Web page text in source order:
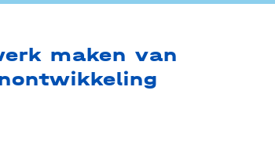
maken van